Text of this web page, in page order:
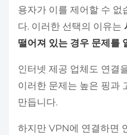
용자가 이를 제어할 수 없
다. 이러한 선택의 이유는
떨어져 있는 경우 문제를
인터넷 제공 업체도 연결
이러한 문제는 높은 핑과
만듭니다.
하지만 VPN에 연결하면